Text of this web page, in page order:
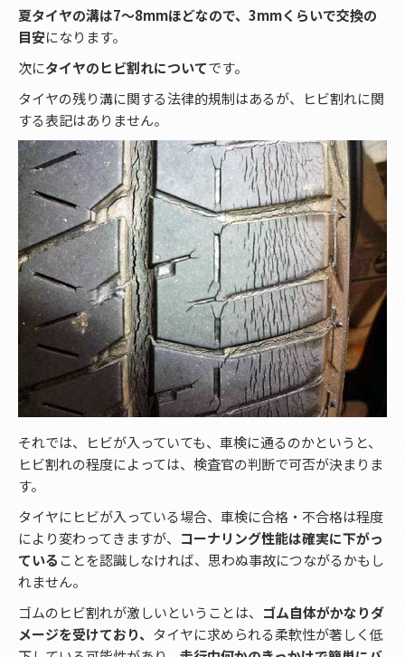
夏タイヤの溝は7〜8mmほどなので、3mmくらいで交換の
目安になります。
次にタイヤのヒビ割れについてです。
タイヤの残り溝に関する法律的規制はあるが、ヒビ割れに関
する表記はありません。
それでは、ヒビが入っていても、車検に通るのかというと、
ヒビ割れの程度によっては、検査官の判断で可否が決まりま
す。
タイヤにヒビが入っている場合、車検に合格・不合格は程度
により変わってきますが、 コーナリング性能は確実に下がっ
ていることを認識しなければ、思わぬ事故につながるかもし
れません。
ゴムのヒビ割れが激しいということは、 ゴム自体がかなりダ
メージを受けており、 タイヤに求められる柔軟性が著しく低